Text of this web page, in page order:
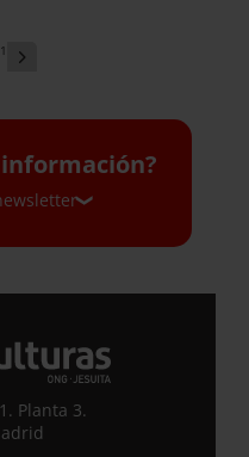
1
newsletter
en los
no dejes
Al
Planta 3.